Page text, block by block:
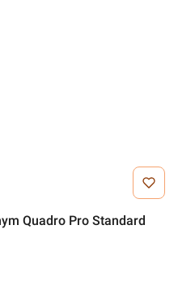
Quadro Pro Standard